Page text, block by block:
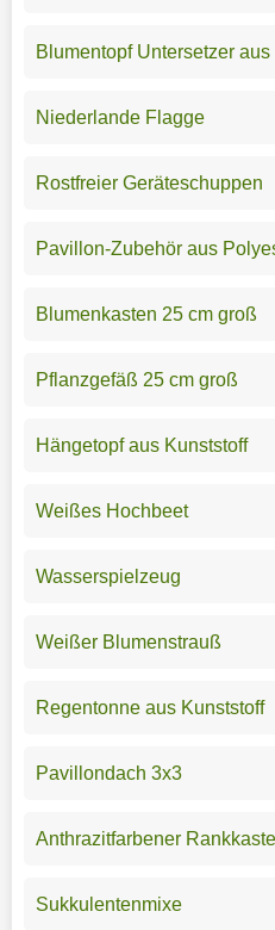
Blumentopf Untersetzer aus
Niederlande Flagge
Rostfreier Geräteschuppen
Pavillon-Zubehör aus
Blumenkasten 25 cm groß
Pflanzgefäß 25 cm groß
Hängetopf aus Kunststoff
Weißes Hochbeet
Wasserspielzeug
Weißer Blumenstrauß
Regentonne aus Kunststoff
Pavillondach 3x3
Anthrazitfarbener
Sukkulentenmixe